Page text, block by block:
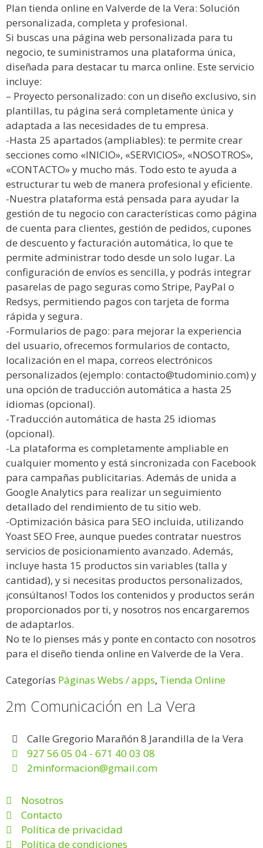
Plan tienda online en Valverde de la Vera: Solución
personalizada, completa y profesional.
Si buscas una página web personalizada para tu
negocio, te suministramos una plataforma única,
diseñada para destacar tu marca online. Este servicio
incluye:
– Proyecto personalizado: con un diseño exclusivo, sin
plantillas, tu página será completamente única y
adaptada a las necesidades de tu empresa.
-Hasta 25 apartados (ampliables): te permite crear
secciones como «INICIO», «SERVICIOS», «NOSOTROS»,
«CONTACTO» y mucho más. Todo esto te ayuda a
estructurar tu web de manera profesional y eficiente.
-Nuestra plataforma está pensada para ayudar la
gestión de tu negocio con características como página
de cuenta para clientes, gestión de pedidos, cupones
de descuento y facturación automática, lo que te
permite administrar todo desde un solo lugar. La
configuración de envíos es sencilla, y podrás integrar
pasarelas de pago seguras como Stripe, PayPal o
Redsys, permitiendo pagos con tarjeta de forma
rápida y segura.
-Formularios de pago: para mejorar la experiencia
del usuario, ofrecemos formularios de contacto,
localización en el mapa, correos electrónicos
personalizados (ejemplo: contacto@tudominio.com) y
una opción de traducción automática a hasta 25
idiomas (opcional).
-Traducción automática de hasta 25 idiomas
(opcional).
-La plataforma es completamente ampliable en
cualquier momento y está sincronizada con Facebook
para campañas publicitarias. Además de unida a
Google Analytics para realizar un seguimiento
detallado del rendimiento de tu sitio web.
-Optimización básica para SEO incluida, utilizando
Yoast SEO Free, aunque puedes contratar nuestros
servicios de posicionamiento avanzado. Además,
incluye hasta 15 productos sin variables (talla y
cantidad), y si necesitas productos personalizados,
¡consúltanos! Todos los contenidos y productos serán
proporcionados por ti, y nosotros nos encargaremos
de adaptarlos.
No te lo pienses más y ponte en contacto con nosotros
para el diseño tienda online en Valverde de la Vera.
Categorías Páginas Webs / apps, Tienda Online
2m Comunicación en La Vera
Calle Gregorio Marañón 8 Jarandilla de la Vera
927 56 05 04 - 671 40 03 08
2minformacion@gmail.com
Nosotros
Contacto
Política de privacidad
Política de condiciones